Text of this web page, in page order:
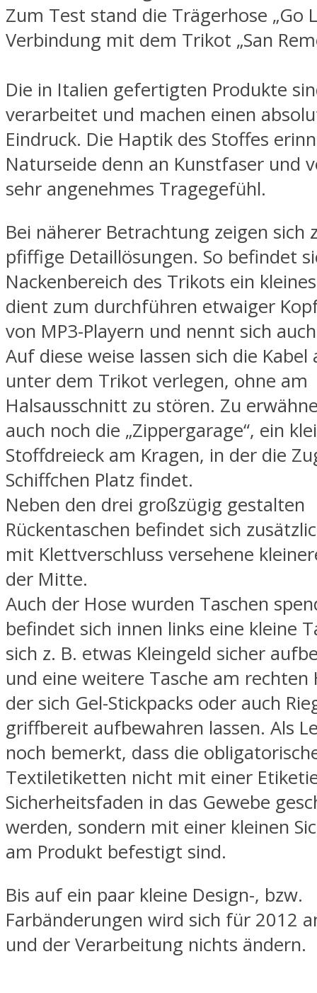
Zum Test stand die Trägerhose „Go
Verbindung mit dem Trikot „San
Die in Italien gefertigten Produkte
verarbeitet und machen einen
Eindruck. Die Haptik des Stoffes
Naturseide denn an Kunstfaser und
sehr angenehmes Tragegefühl.
Bei näherer Betrachtung zeigen sich
pfiffige Detaillösungen. So befindet
Nackenbereich des Trikots ein
dient zum durchführen etwaiger
von MP3-Playern und nennt sich auch
Auf diese weise lassen sich die
unter dem Trikot verlegen, ohne am
Halsausschnitt zu stören. Zu
auch noch die „Zippergarage“, ein
Stoffdreieck am Kragen, in der die
Schiffchen Platz findet.
Neben den drei großzügig gestalten
Rückentaschen befindet sich
mit Klettverschluss versehene
der Mitte.
Auch der Hose wurden Taschen
befindet sich innen links eine kleine
sich z. B. etwas Kleingeld sicher
und eine weitere Tasche am rechten
der sich Gel-Stickpacks oder auch
griffbereit aufbewahren lassen. Als
noch bemerkt, dass die
Textiletiketten nicht mit einer
Sicherheitsfaden in das Gewebe
werden, sondern mit einer kleinen
am Produkt befestigt sind.
Bis auf ein paar kleine Design-, bzw.
Farbänderungen wird sich für 2012
und der Verarbeitung nichts ändern.